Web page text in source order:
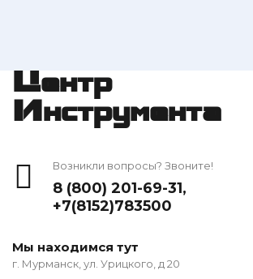
Центр
Инструмента
Возникли вопросы? Звоните!
8 (800) 201-69-31,
+7(8152)783500
Мы находимся тут
г. Мурманск, ул. Урицкого, д 20